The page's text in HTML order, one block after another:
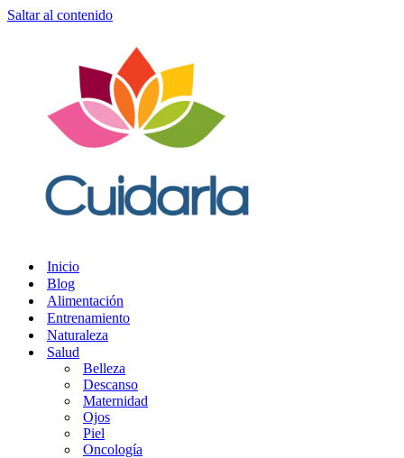
Saltar al contenido
Inicio
Blog
Alimentación
Entrenamiento
Naturaleza
Salud
Belleza
Descanso
Maternidad
Ojos
Piel
Oncología